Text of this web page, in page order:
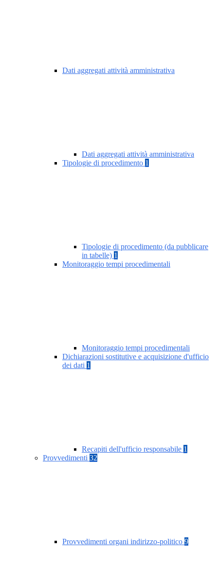
Dati aggregati attività amministrativa
Dati aggregati attività amministrativa
Tipologie di procedimento 1
Tipologie di procedimento (da pubblicare
in tabelle) 1
Monitoraggio tempi procedimentali
Monitoraggio tempi procedimentali
Dichiarazioni sostitutive e acquisizione d'ufficio
dei dati 1
Recapiti dell'ufficio responsabile 1
Provvedimenti 32
Provvedimenti organi indirizzo-politico 9